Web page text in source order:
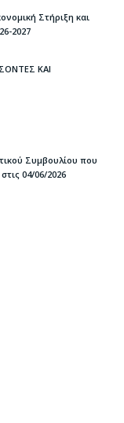
Στήριξη και
2027
ΚΑΙ
Συμβουλίου που
04/06/2026